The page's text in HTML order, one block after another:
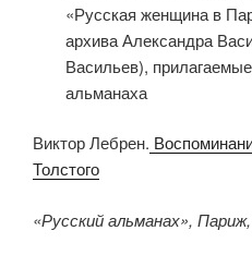
«Русская женщина в
архива Александра
Васильев),
альманаха
Виктор Лебрен.
Толстого
«Русский альманах»,